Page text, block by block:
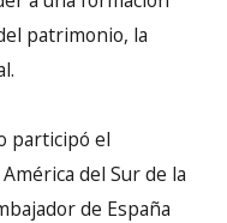
patrimonio, la
participó el
del Sur de la
de España